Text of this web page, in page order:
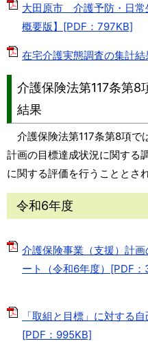
大田原市 介護予防・日常
概要版】[PDF：797KB]
在宅介護実態調査の集計
介護保険法第117条第8
結果
介護保険法第117条第8項で
計画の目標達成状況に関する
に関する評価を行うこととさ
令和6年度
介護保険事業（支援）計
ート（令和6年度）[PDF
「取組と目標」に対する
[PDF：995KB]